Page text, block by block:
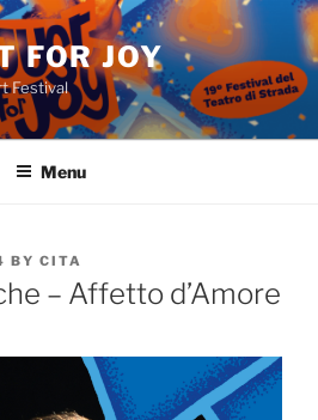
FOR JOY
Festival
Menu
BY CITA
– Affetto d’Amore